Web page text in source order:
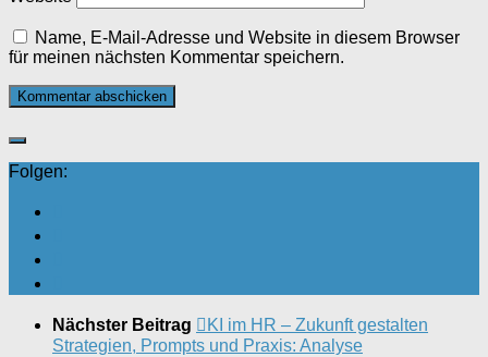
Name, E-Mail-Adresse und Website in diesem Browser
für meinen nächsten Kommentar speichern.
Folgen:
Nächster Beitrag
KI im HR – Zukunft gestalten
Strategien, Prompts und Praxis: Analyse